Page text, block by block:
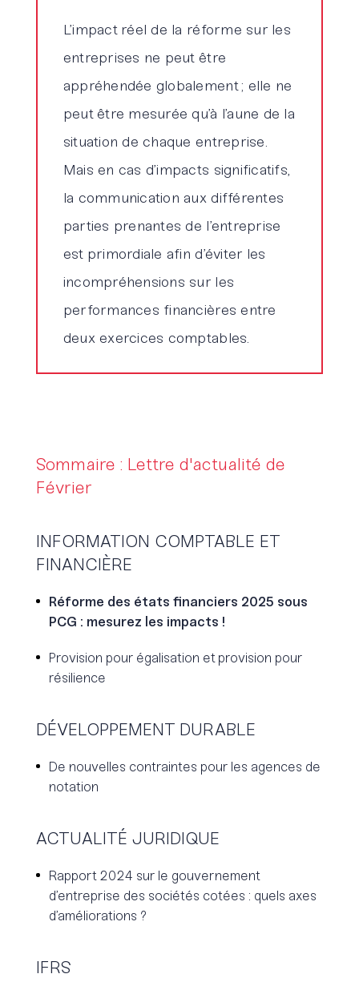
L’impact réel de la réforme sur les
entreprises ne peut être
appréhendée globalement ; elle ne
peut être mesurée qu’à l’aune de la
situation de chaque entreprise.
Mais en cas d’impacts significatifs,
la communication aux différentes
parties prenantes de l’entreprise
est primordiale afin d’éviter les
incompréhensions sur les
performances financières entre
deux exercices comptables.
Sommaire : Lettre d'actualité de
Février
INFORMATION COMPTABLE ET
FINANCIÈRE
Réforme des états financiers 2025 sous
PCG : mesurez les impacts !
Provision pour égalisation et provision pour
résilience
DÉVELOPPEMENT DURABLE
De nouvelles contraintes pour les agences de
notation
ACTUALITÉ JURIDIQUE
Rapport 2024 sur le gouvernement
d’entreprise des sociétés cotées : quels axes
d’améliorations ?
IFRS